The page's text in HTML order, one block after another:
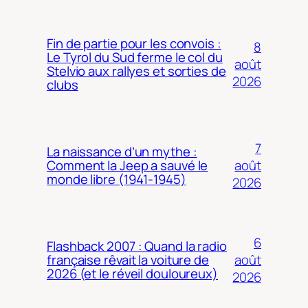
Fin de partie pour les convois :
Le Tyrol du Sud ferme le col du
Stelvio aux rallyes et sorties de
clubs
8
août
2026
La naissance d’un mythe :
Comment la Jeep a sauvé le
monde libre (1941-1945)
7
août
2026
Flashback 2007 : Quand la radio
française rêvait la voiture de
2026 (et le réveil douloureux)
6
août
2026